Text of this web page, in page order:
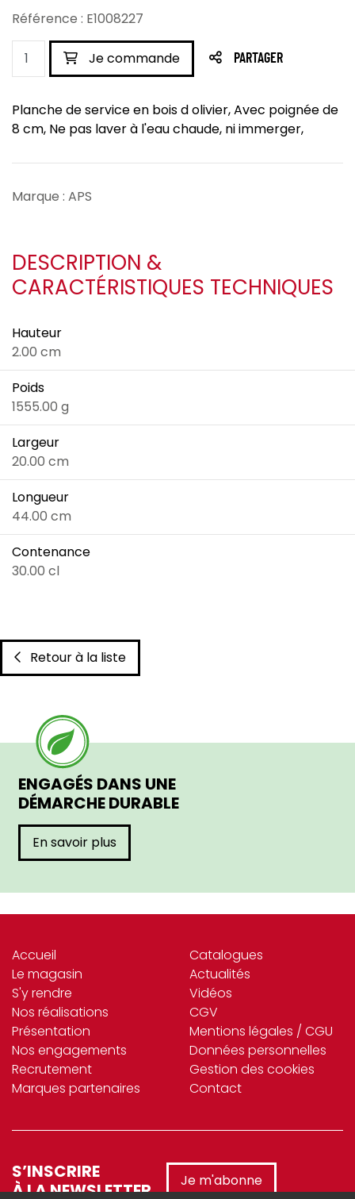
Référence : E1008227
Je commande PARTAGER
Planche de service en bois d olivier, Avec poignée de
8 cm, Ne pas laver à l'eau chaude, ni immerger,
Marque : APS
DESCRIPTION &
CARACTÉRISTIQUES TECHNIQUES
Hauteur
2.00 cm
Poids
1555.00 g
Largeur
20.00 cm
Longueur
44.00 cm
Contenance
30.00 cl
Retour à la liste
ENGAGÉS DANS UNE
DÉMARCHE DURABLE
En savoir plus
Accueil
Le magasin
S'y rendre
Nos réalisations
Présentation
Nos engagements
Recrutement
Marques partenaires
Catalogues
Actualités
Vidéos
CGV
Mentions légales / CGU
Données personnelles
Gestion des cookies
Contact
S’INSCRIRE
À LA NEWSLETTER
Je m'abonne